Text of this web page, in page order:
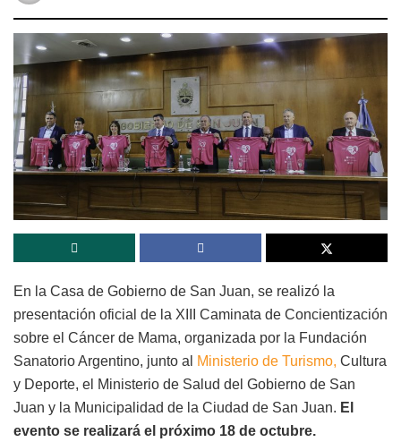
En la Casa de Gobierno de San Juan, se realizó la
presentación oficial de la XIII Caminata de Concientización
sobre el Cáncer de Mama, organizada por la Fundación
Sanatorio Argentino, junto al Ministerio de Turismo, Cultura
y Deporte, el Ministerio de Salud del Gobierno de San
Juan y la Municipalidad de la Ciudad de San Juan. El
evento se realizará el próximo 18 de octubre.